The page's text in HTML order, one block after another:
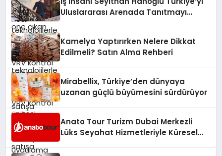
verimliliğini artırırken modern yaşam
desteği ve akıllı sensör entegrasyonu
sayesinde iklimlendirme sistemlerinin
yönetimini daha kolay, konforlu ve
verimli hale getiriyor. Enerji
verimliliğini artırırken modern yaşam
Uluslararası Arenada Tanıtmayı
Kamelya Yaptırırken Nelere Dikkat
Edilmeli? Satın Alma Rehberi
Mirabellix, Türkiye’den dünyaya
uzanan güçlü büyümesini sürdürüyor
Anato Tour Turizm Dubai Merkezli
Lüks Seyahat Hizmetleriyle Küresel